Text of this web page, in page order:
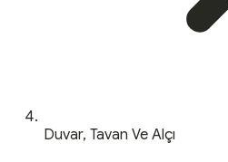
Duvar, Tavan Ve Alçı